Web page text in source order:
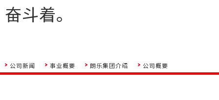
奋斗着。
公司新闻 事业概要 朗乐集团介绍 公司概要